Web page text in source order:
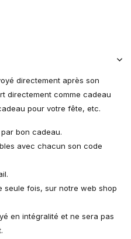
directement après son
directement comme cadeau
pour votre fête, etc.
bon cadeau.
avec chacun son code
seule fois, sur notre web shop
en intégralité et ne sera pas